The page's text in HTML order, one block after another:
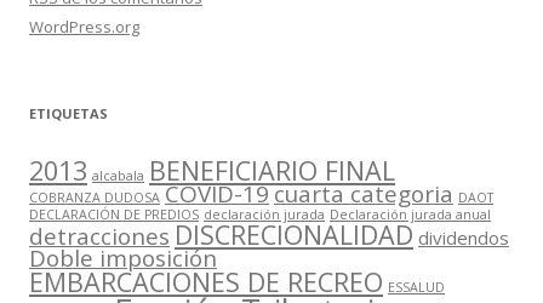
WordPress.org
ETIQUETAS
2013 alcabala BENEFICIARIO FINAL
COBRANZA DUDOSA COVID-19cuarta categoria DAOT
DECLARACIÓN DE PREDIOS declaración jurada Declaración jurada anual
detracciones DISCRECIONALIDAD dividendos
Doble imposición
EMBARCACIONES DE RECREO ESSALUD